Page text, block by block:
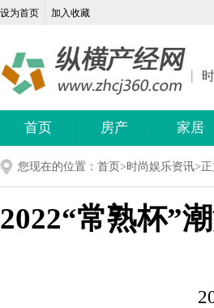
设为首页 加入收藏
首页 房产 家居
您现在的位置： 首页 >时尚娱乐资讯>正
2022“常熟杯”